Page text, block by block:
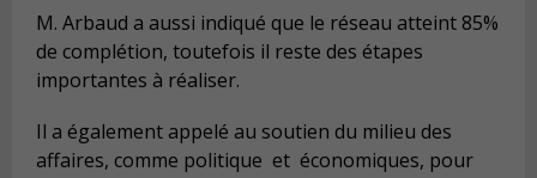
M. Arbaud a aussi indiqué que le réseau atteint 85%
de complétion, toutefois il reste des étapes
importantes à réaliser.
Il a également appelé au soutien du milieu des
affaires, comme politique et économiques, pour